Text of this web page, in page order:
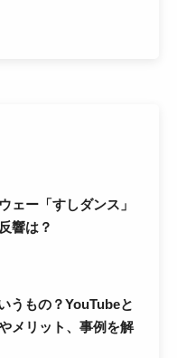
ェー「すしダンス」
響は？
うもの？YouTubeと
メリット、事例を解